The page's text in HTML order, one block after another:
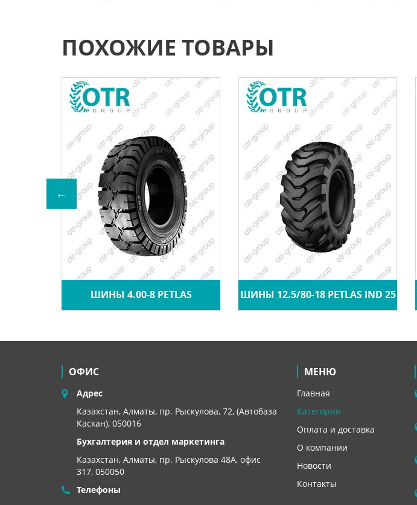
ПОХОЖИЕ ТОВАРЫ
ШИНЫ 4.00-8 PETLAS ШИНЫ 12.5/80-18 PETLAS IND 25
ОФИС
Адрес
Казахстан, Алматы, пр. Рыскулова, 72, (Автобаза
Каскан), 050016
Бухгалтерия и отдел маркетинга
Казахстан, Алматы, пр. Рыскулова 48А, офис
317, 050050
Телефоны
МЕНЮ
Главная
Категории
Оплата и доставка
О компании
Новости
Контакты